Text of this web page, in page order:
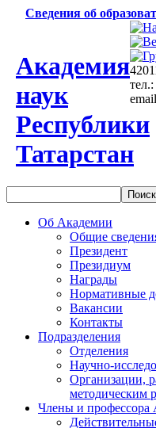
Сведения об
Академия
наук
Республики
Татарстан
Об Академии
Общие
Президент
Президиум
Награды
Нормативные
Вакансии
Контакты
Подразделения
Отделения
Научно-
Организации,
методическим
Члены и